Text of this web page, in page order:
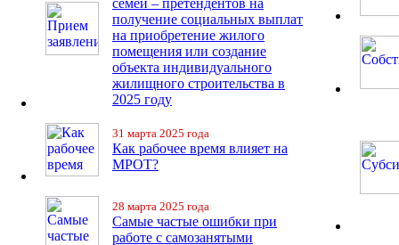
семей – претендентов на
получение социальных выплат
на приобретение жилого
помещения или создание
объекта индивидуального
жилищного строительства в
2025 году
31 марта 2025 года
Как рабочее время влияет на
МРОТ?
28 марта 2025 года
Самые частые ошибки при
работе с самозанятыми